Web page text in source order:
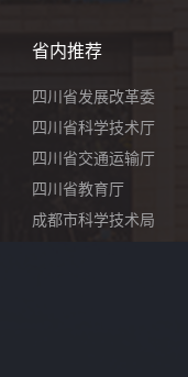
省内推荐
四川省发展改革委
四川省科学技术厅
四川省交通运输厅
四川省教育厅
成都市科学技术局